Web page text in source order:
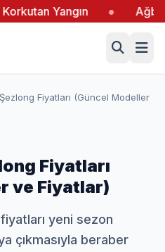
● Ağbaba’dan
Fiyatları (Güncel Modeller
Fiyatları
ve Fiyatlar)
yeni sezon
çıkmasıyla beraber